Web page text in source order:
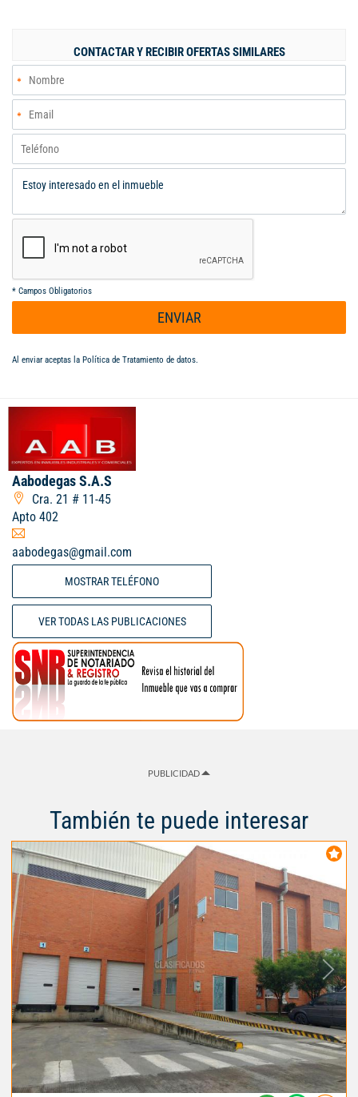
Expertos en inmuebles industriales y comerciales. Informes:
Alfredo Aldana B. Cel. 313 632 3987 - 304 985 0433.
aabodegas@gmail.com
CONTACTAR Y RECIBIR OFERTAS SIMILARES
* Campos Obligatorios
ENVIAR
Al enviar aceptas la Política de Tratamiento de datos.
Aabodegas S.A.S
Cra. 21 # 11-45
Apto 402
aabodegas@gmail.com
MOSTRAR TELÉFONO
VER TODAS LAS PUBLICACIONES
PUBLICIDAD
También te puede interesar